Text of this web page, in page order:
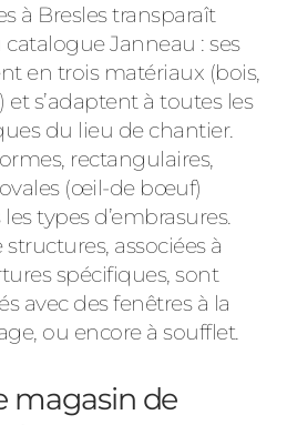
à Bresles transparaît
Janneau : ses
en trois matériaux (bois,
s’adaptent à toutes les
du lieu de chantier.
rectangulaires,
ovales (œil-de bœuf)
types d’embrasures.
associées à
spécifiques, sont
avec des fenêtres à la
ou encore à soufflet.
magasin de